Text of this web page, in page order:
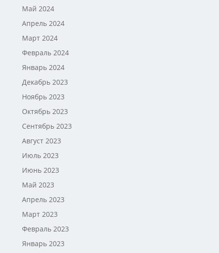
Май 2024
Апрель 2024
Март 2024
Февраль 2024
Январь 2024
Декабрь 2023
Ноябрь 2023
Октябрь 2023
Сентябрь 2023
Август 2023
Июль 2023
Июнь 2023
Май 2023
Апрель 2023
Март 2023
Февраль 2023
Январь 2023